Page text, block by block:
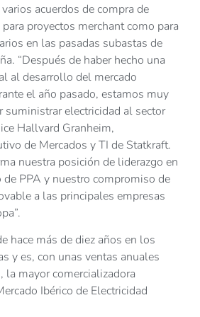
acuerdos de compra de
proyectos merchant como para
en las pasadas subastas de
“Después de haber hecho una
al desarrollo del mercado
el año pasado, estamos muy
suministrar electricidad al sector
Hallvard Granheim,
de Mercados y TI de Statkraft.
nuestra posición de liderazgo en
de PPA y nuestro compromiso de
a las principales empresas
hace más de diez años en los
y es, con unas ventas anuales
mayor comercializadora
Ibérico de Electricidad